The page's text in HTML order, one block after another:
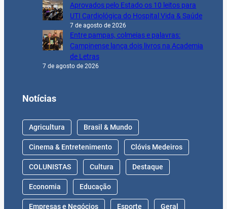
Aprovados pelo Estado os 10 leitos para
UTI Cardiológica do Hospital Vida & Saúde
7 de agosto de 2026
Entre pampas, colmeias e palavras:
Campinense lança dois livros na Academia
de Letras
7 de agosto de 2026
Notícias
Agricultura Brasil & Mundo
Cinema & Entretenimento Clóvis Medeiros
COLUNISTAS Cultura Destaque
Economia Educação
Empresas e Negócios Esporte Geral